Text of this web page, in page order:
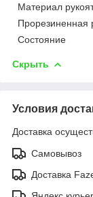
Материал
Прорезиненная
Состояние
Скрыть
Условия
Доставка
Самовывоз
Доставка